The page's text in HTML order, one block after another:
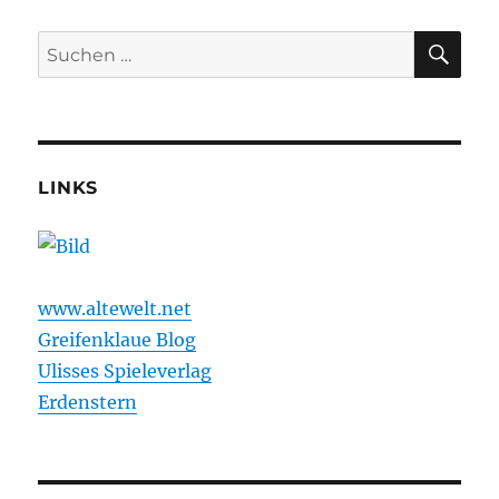
4
Suchen
nach:
LINKS
www.altewelt.net
Greifenklaue Blog
Ulisses Spieleverlag
Erdenstern